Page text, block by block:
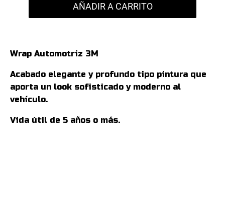
AÑADIR A CARRITO
Wrap Automotriz 3M
Acabado elegante y profundo tipo pintura que
aporta un look sofisticado y moderno al
vehículo.
Vida útil de 5 años o más.